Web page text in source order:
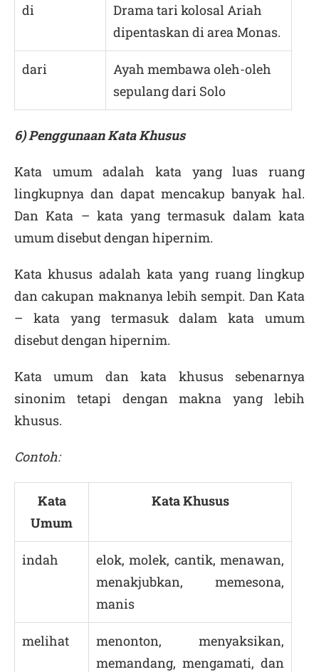
di
Drama tari kolosal Ariah
dipentaskan di area Monas.
dari
Ayah membawa oleh-oleh
sepulang dari Solo
6) Penggunaan Kata Khusus
Kata umum adalah kata yang luas ruang
lingkupnya dan dapat mencakup banyak hal.
Dan Kata – kata yang termasuk dalam kata
umum disebut dengan hipernim.
Kata khusus adalah kata yang ruang lingkup
dan cakupan maknanya lebih sempit. Dan Kata
– kata yang termasuk dalam kata umum
disebut dengan hipernim.
Kata umum dan kata khusus sebenarnya
sinonim tetapi dengan makna yang lebih
khusus.
Contoh:
Kata
Umum
Kata Khusus
indah
elok, molek, cantik, menawan,
menakjubkan, memesona,
manis
melihat
menonton, menyaksikan,
memandang, mengamati, dan